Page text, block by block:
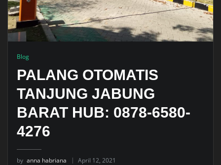
Blog
PALANG OTOMATIS
TANJUNG JABUNG
BARAT HUB: 0878-6580-
4276
by anna habriana April 12, 2021